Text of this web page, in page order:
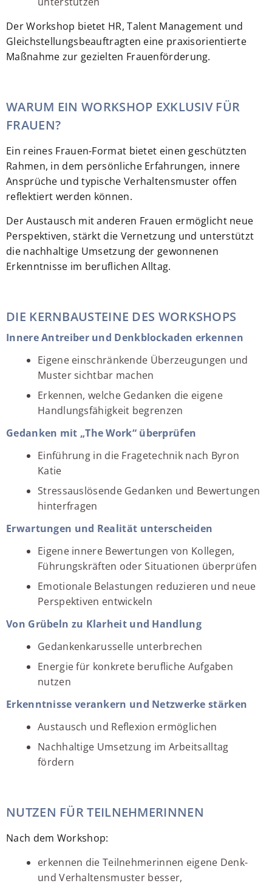
Der Workshop bietet HR, Talent Management und
Gleichstellungsbeauftragten eine praxisorientierte
Maßnahme zur gezielten Frauenförderung.
WARUM EIN WORKSHOP EXKLUSIV FÜR
FRAUEN?
Ein reines Frauen-Format bietet einen geschützten
Rahmen, in dem persönliche Erfahrungen, innere
Ansprüche und typische Verhaltensmuster offen
reflektiert werden können.
Der Austausch mit anderen Frauen ermöglicht neue
Perspektiven, stärkt die Vernetzung und unterstützt
die nachhaltige Umsetzung der gewonnenen
Erkenntnisse im beruflichen Alltag.
DIE KERNBAUSTEINE DES WORKSHOPS
Innere Antreiber und Denkblockaden erkennen
Eigene einschränkende Überzeugungen und
Muster sichtbar machen
Erkennen, welche Gedanken die eigene
Handlungsfähigkeit begrenzen
Gedanken mit „The Work“ überprüfen
Einführung in die Fragetechnik nach Byron
Katie
Stressauslösende Gedanken und Bewertungen
hinterfragen
Erwartungen und Realität unterscheiden
Eigene innere Bewertungen von Kollegen,
Führungskräften oder Situationen überprüfen
Emotionale Belastungen reduzieren und neue
Perspektiven entwickeln
Von Grübeln zu Klarheit und Handlung
Gedankenkarusselle unterbrechen
Energie für konkrete berufliche Aufgaben
nutzen
Erkenntnisse verankern und Netzwerke stärken
Austausch und Reflexion ermöglichen
Nachhaltige Umsetzung im Arbeitsalltag
fördern
NUTZEN FÜR TEILNEHMERINNEN
Nach dem Workshop:
erkennen die Teilnehmerinnen eigene Denk-
und Verhaltensmuster besser,